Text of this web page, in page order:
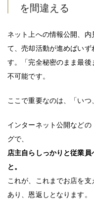
を間違える
ネット上への情報公開、
て、売却活動が進めばいず
す。「完全秘密のまま最
不可能です。
ここで重要なのは、「いつ
インターネット公開など
グで、
店主自らしっかりと従業
と。
これが、これまでお店を
あり、恩返しとなります。